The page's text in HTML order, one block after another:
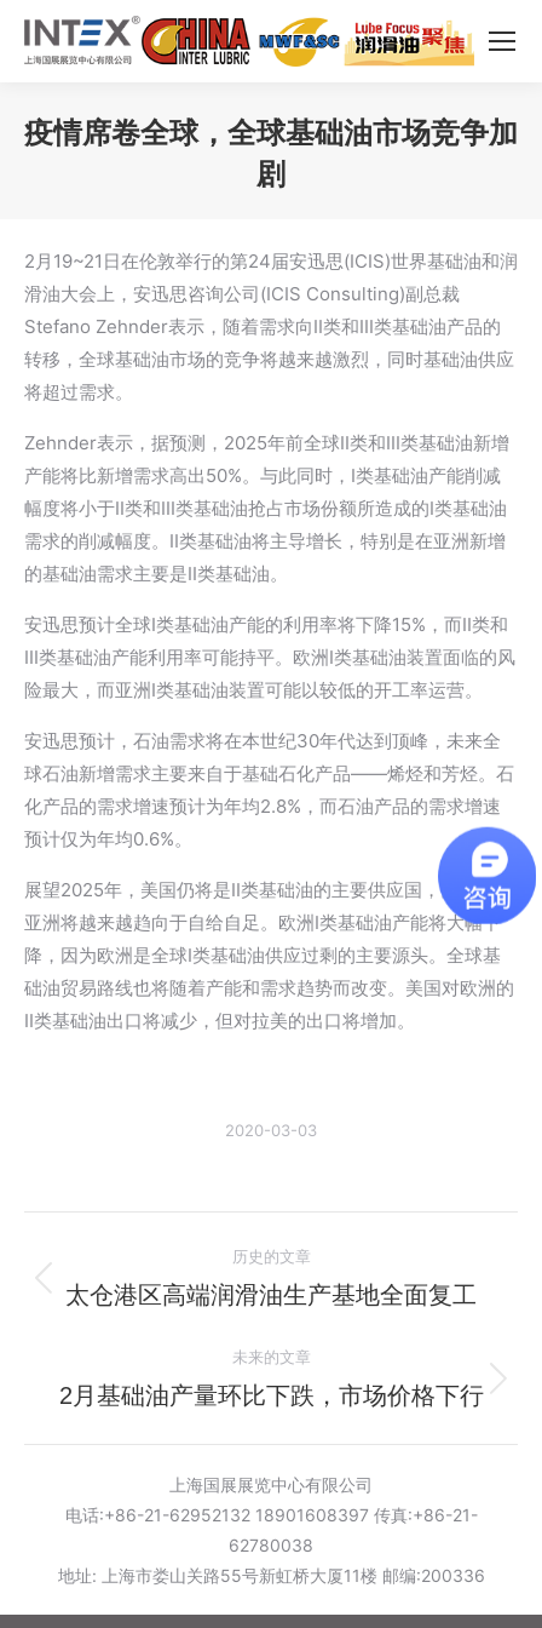
疫情席卷全球，全球基础油市场竞争加
剧
2月19~21日在伦敦举行的第24届安迅思(ICIS)世界基础油和润
滑油大会上，安迅思咨询公司(ICIS Consulting)副总裁
Stefano Zehnder表示，随着需求向II类和III类基础油产品的
转移，全球基础油市场的竞争将越来越激烈，同时基础油供应
将超过需求。
Zehnder表示，据预测，2025年前全球II类和III类基础油新增
产能将比新增需求高出50%。与此同时，I类基础油产能削减
幅度将小于II类和III类基础油抢占市场份额所造成的I类基础油
需求的削减幅度。II类基础油将主导增长，特别是在亚洲新增
的基础油需求主要是II类基础油。
安迅思预计全球I类基础油产能的利用率将下降15%，而II类和
III类基础油产能利用率可能持平。欧洲I类基础油装置面临的风
险最大，而亚洲I类基础油装置可能以较低的开工率运营。
安迅思预计，石油需求将在本世纪30年代达到顶峰，未来全
球石油新增需求主要来自于基础石化产品——烯烃和芳烃。石
化产品的需求增速预计为年均2.8%，而石油产品的需求增速
预计仅为年均0.6%。
展望2025年，美国仍将是II类基础油的主要供应国，而欧洲和
亚洲将越来越趋向于自给自足。欧洲I类基础油产能将大幅下
降，因为欧洲是全球I类基础油供应过剩的主要源头。全球基
础油贸易路线也将随着产能和需求趋势而改变。美国对欧洲的
II类基础油出口将减少，但对拉美的出口将增加。
2020-03-03
章
航
历史的文章
历
的
文
太仓港区高端润滑油生产基地全面复工
未来的文章
未
文
章：
2月基础油产量环比下跌，市场价格下行
上海国展展览中心有限公司
电话:+86-21-62952132 18901608397 传真:+86-21-
62780038
地址: 上海市娄山关路55号新虹桥大厦11楼 邮编:200336